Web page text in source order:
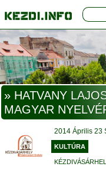
» HATVANY
MAGYAR
2014 Április 23
KULTÚRA